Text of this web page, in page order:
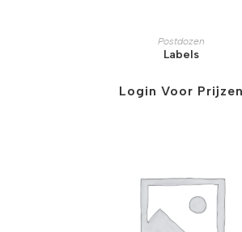
Postdozen
Labels
Login Voor Prijzen